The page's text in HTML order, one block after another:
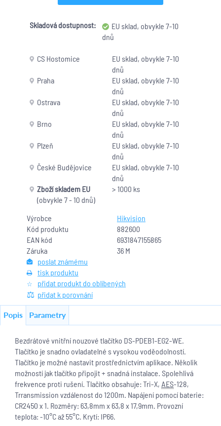
Výrobce
Hikvision
Kód produktu
882600
EAN kód
6931847155865
Záruka
36 M
poslat známému
tisk produktu
přidat produkt do oblíbených
přidat k porovnání
Skladová dostupnost:
EU sklad, obvykle 7-10
dnů
CS Hostomice
EU sklad, obvykle 7-10
dnů
Praha
EU sklad, obvykle 7-10
dnů
Ostrava
EU sklad, obvykle 7-10
dnů
Brno
EU sklad, obvykle 7-10
dnů
Plzeň
EU sklad, obvykle 7-10
dnů
České Budějovice
EU sklad, obvykle 7-10
dnů
Zboží skladem EU
(obvykle 7 - 10 dnů)
> 1000 ks
Popis Parametry
Bezdrátové vnitřní nouzové tlačítko DS-PDEB1-EG2-WE.
Tlačítko je snadno ovladatelné s vysokou voděodolností.
Tlačítko je možné nastavit prostřednictvím aplikace. Několik
možností jak tlačítko připojit + snadná instalace. Spolehlivá
frekvence proti rušení. Tlačítko obsahuje: Tri-X, AES-128,
Trransmission vzdálenost do 1200m. Napájení pomocí baterie:
CR2450 x 1. Rozměry: 63,8mm x 63,8 x 17,9mm. Provozní
teplota: -10°C až 55°C. Krytí: IP66.